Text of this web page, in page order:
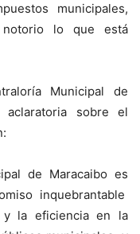
municipales,
lo que está
Municipal de
aclaratoria sobre el
de Maracaibo es
inquebrantable
y la eficiencia en la